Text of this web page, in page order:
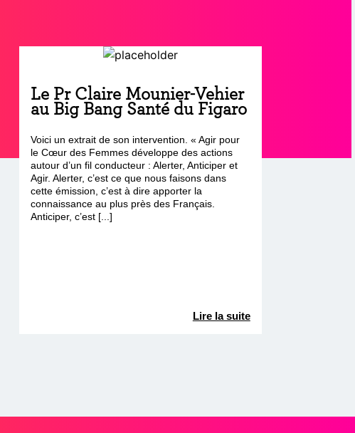
Le Pr Claire Mounier-Vehier
au Big Bang Santé du Figaro
Voici un extrait de son intervention. « Agir pour
le Cœur des Femmes développe des actions
autour d’un fil conducteur : Alerter, Anticiper et
Agir. Alerter, c’est ce que nous faisons dans
cette émission, c’est à dire apporter la
connaissance au plus près des Français.
Anticiper, c’est [...]
Lire la suite